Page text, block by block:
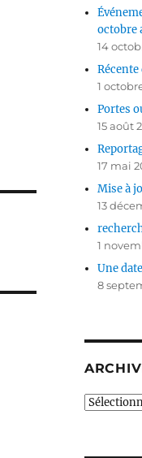
octobre
14
1
Portes
15 août
17 mai
Mise à
13
1
Une
8
Archives